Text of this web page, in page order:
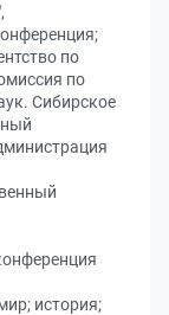
по
по
Сибирское
история;